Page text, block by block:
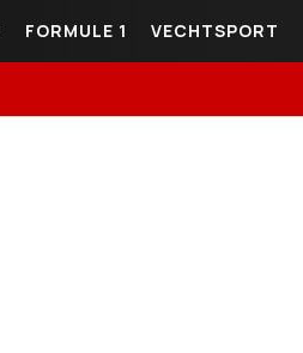
FORMULE 1 VECHTSPORT